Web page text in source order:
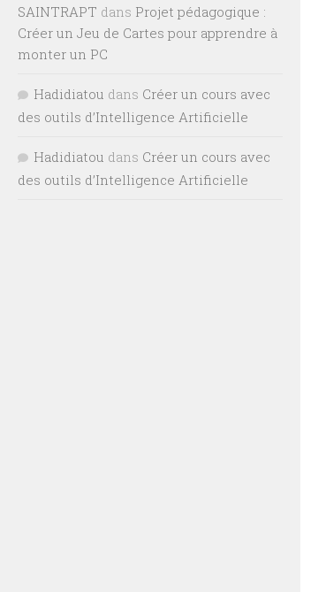
SAINTRAPT dans Projet pédagogique :
Créer un Jeu de Cartes pour apprendre à
monter un PC
Hadidiatou dans Créer un cours avec
des outils d’Intelligence Artificielle
Hadidiatou dans Créer un cours avec
des outils d’Intelligence Artificielle